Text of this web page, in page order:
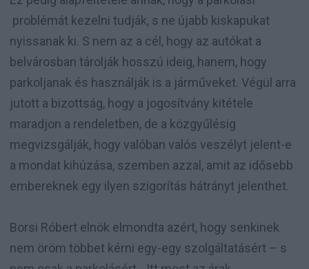
problémát kezelni tudják, s ne újabb kiskapukat
nyissanak ki. S nem az a cél, hogy az autókat a
belvárosban tárolják hosszú ideig, hanem, hogy
parkoljanak és használják is a járműveket. Végül arra
jutott a bizottság, hogy a jogosítvány kitétele
maradjon a rendeletben, de a közgyűlésig
megvizsgálják, hogy valóban valós veszélyt jelent-e
a mondat kihúzása, szemben azzal, amit az idősebb
embereknek egy ilyen szigorítás hátrányt jelenthet.
Borsi Róbert elnök elmondta azért, hogy senkinek
nem öröm többet kérni egy-egy szolgáltatásért – s